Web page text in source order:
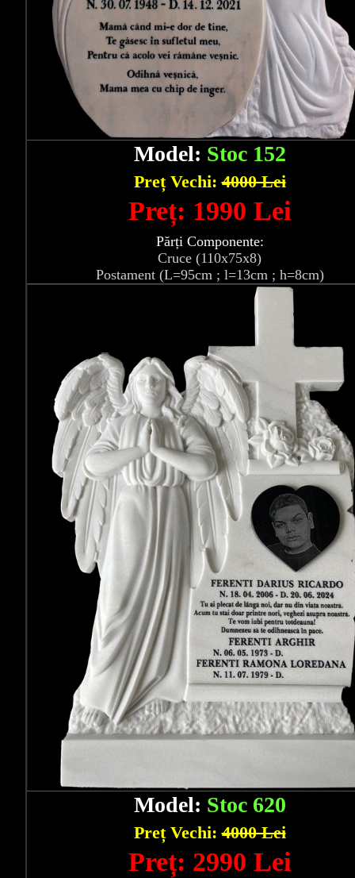
Model: Stoc 152
Preț Vechi:4000 Lei
Preț: 1990 Lei
Părți Componente:
Cruce (110x75x8)
Postament (L=95cm ; l=13cm ; h=8cm)
Model: Stoc 620
Preț Vechi:4000 Lei
Preț: 2990 Lei